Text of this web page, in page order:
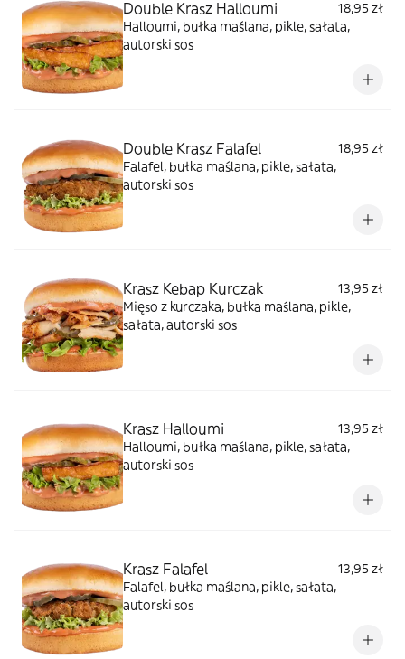
Double Krasz Halloumi
18,95 zł
Halloumi, bułka maślana, pikle, sałata,
autorski sos
Double Krasz Falafel
18,95 zł
Falafel, bułka maślana, pikle, sałata,
autorski sos
Krasz Kebap Kurczak
13,95 zł
Mięso z kurczaka, bułka maślana, pikle,
sałata, autorski sos
Krasz Halloumi
13,95 zł
Halloumi, bułka maślana, pikle, sałata,
autorski sos
Krasz Falafel
13,95 zł
Falafel, bułka maślana, pikle, sałata,
autorski sos